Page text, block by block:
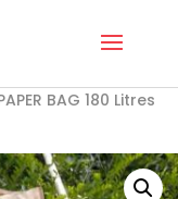
BAG 180 Litres